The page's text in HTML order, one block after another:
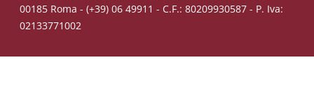
00185 Roma - (+39) 06 49911 - C.F.: 80209930587 - P. Iva:
02133771002